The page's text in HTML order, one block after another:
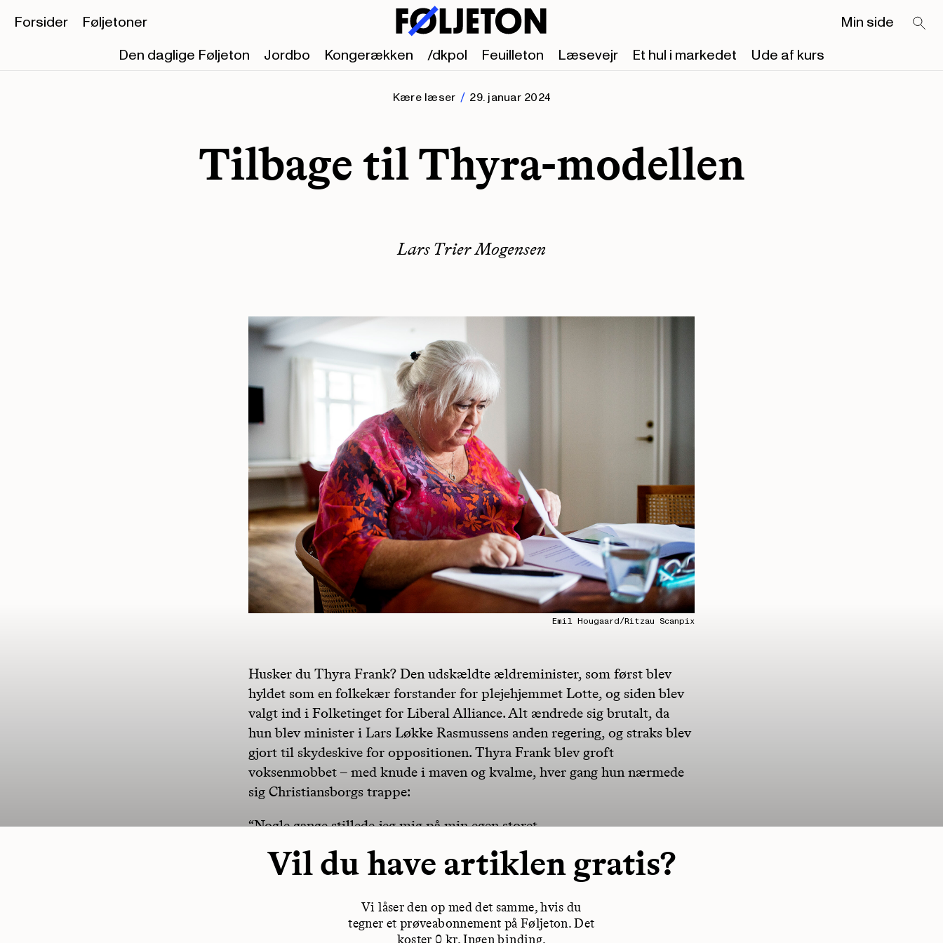
Forsider
Føljetoner
Den daglige Føljeton
Jordbo Kongerækken /dkpol Feuilleton Læsevejr Et hul i markedet Ude af kurs
Min side
Kære læser 29. januar 2024
Tilbage til Thyra-modellen
Lars Trier Mogensen
Emil Hougaard/Ritzau Scanpix
Husker du Thyra Frank? Den udskældte ældreminister, som først blev
hyldet som en folkekær forstander for plejehjemmet Lotte, og siden blev
valgt ind i Folketinget for Liberal Alliance. Alt ændrede sig brutalt, da
hun blev minister i Lars Løkke Rasmussens anden regering, og straks blev
gjort til skydeskive for oppositionen. Thyra Frank blev groft
voksenmobbet – med knude i maven og kvalme, hver gang hun nærmede
sig Christiansborgs trappe:
“Nogle gange stillede jeg mig på min egen storet
Vil du have artiklen gratis?
Vi låser den op med det samme, hvis du
tegner et prøveabonnement på Føljeton. Det
koster 0 kr. Ingen binding.